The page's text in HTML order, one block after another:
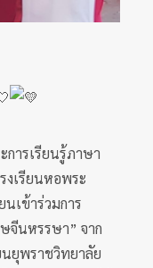
ารเรียนรู้ภาษา
งเรียนหอพระ
นเข้าร่วมการ
จีนหรรษา” จาก
ยุพราชวิทยาลัย